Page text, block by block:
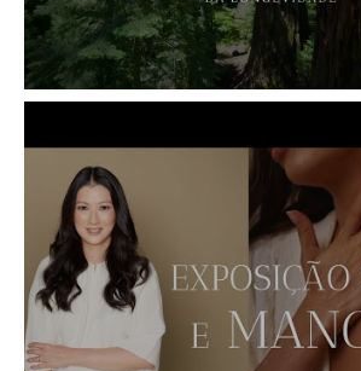
Os 5 pilares para viver
melhor l Grupo Adriana
Assista